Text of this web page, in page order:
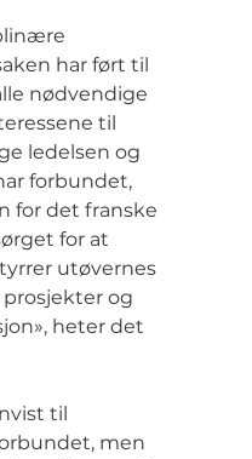
har ført til
nødvendige
til
ledelsen og
forbundet,
for det franske
for at
utøvernes
og
heter det
til
men